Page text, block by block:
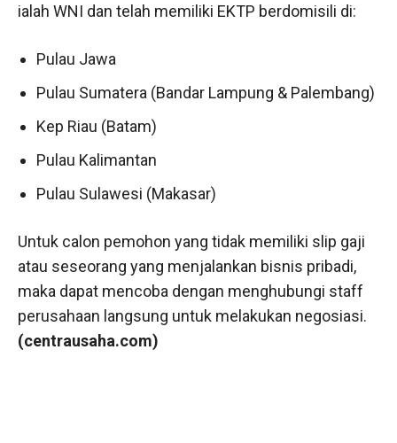
ialah WNI dan telah memiliki EKTP berdomisili di:
Pulau Jawa
Pulau Sumatera (Bandar Lampung & Palembang)
Kep Riau (Batam)
Pulau Kalimantan
Pulau Sulawesi (Makasar)
Untuk calon pemohon yang tidak memiliki slip gaji
atau seseorang yang menjalankan bisnis pribadi,
maka dapat mencoba dengan menghubungi staff
perusahaan langsung untuk melakukan negosiasi.
(centrausaha.com)